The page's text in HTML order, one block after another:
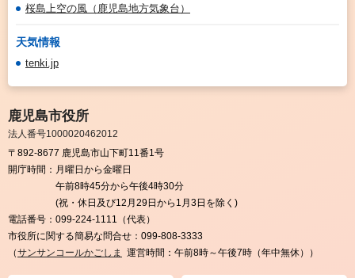
桜島上空の風（鹿児島地方気象台）
天気情報
tenki.jp
鹿児島市役所
法人番号1000020462012
〒892-8677 鹿児島市山下町11番1号
開庁時間： 月曜日から金曜日
午前8時45分から午後4時30分
(祝・休日及び12月29日から1月3日を除く)
電話番号： 099-224-1111（代表）
市役所に関する簡易な問合せ： 099-808-3333
（サンサンコールかごしま 運営時間：午前8時～午後7時（年中無休））